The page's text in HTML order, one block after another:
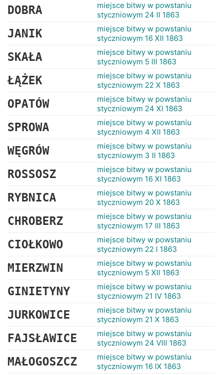
DOBRA
miejsce bitwy w powstaniu
styczniowym 24 II 1863
JANIK
miejsce bitwy w powstaniu
styczniowym 16 XII 1863
SKAŁA
miejsce bitwy w powstaniu
styczniowym 5 III 1863
ŁĄŻEK
miejsce bitwy w powstaniu
styczniowym 22 X 1863
OPATÓW
miejsce bitwy w powstaniu
styczniowym 24 XI 1863
SPROWA
miejsce bitwy w powstaniu
styczniowym 4 XII 1863
WĘGRÓW
miejsce bitwy w powstaniu
styczniowym 3 II 1863
ROSSOSZ
miejsce bitwy w powstaniu
styczniowym 16 XI 1863
RYBNICA
miejsce bitwy w powstaniu
styczniowym 20 X 1863
CHROBERZ
miejsce bitwy w powstaniu
styczniowym 17 III 1863
CIOŁKOWO
miejsce bitwy w powstaniu
styczniowym 22 I 1863
MIERZWIN
miejsce bitwy w powstaniu
styczniowym 5 XII 1863
GINIETYNY
miejsce bitwy w powstaniu
styczniowym 21 IV 1863
JURKOWICE
miejsce bitwy w powstaniu
styczniowym 21 X 1863
FAJSŁAWICE
miejsce bitwy w powstaniu
styczniowym 24 VIII 1863
MAŁOGOSZCZ
miejsce bitwy w powstaniu
styczniowym 16 IX 1863